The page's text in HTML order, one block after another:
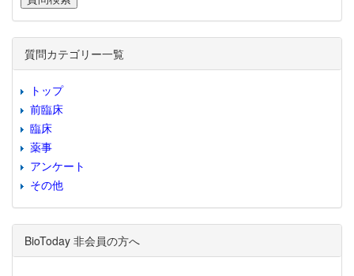
質問カテゴリー一覧
トップ
前臨床
臨床
薬事
アンケート
その他
BioToday 非会員の方へ